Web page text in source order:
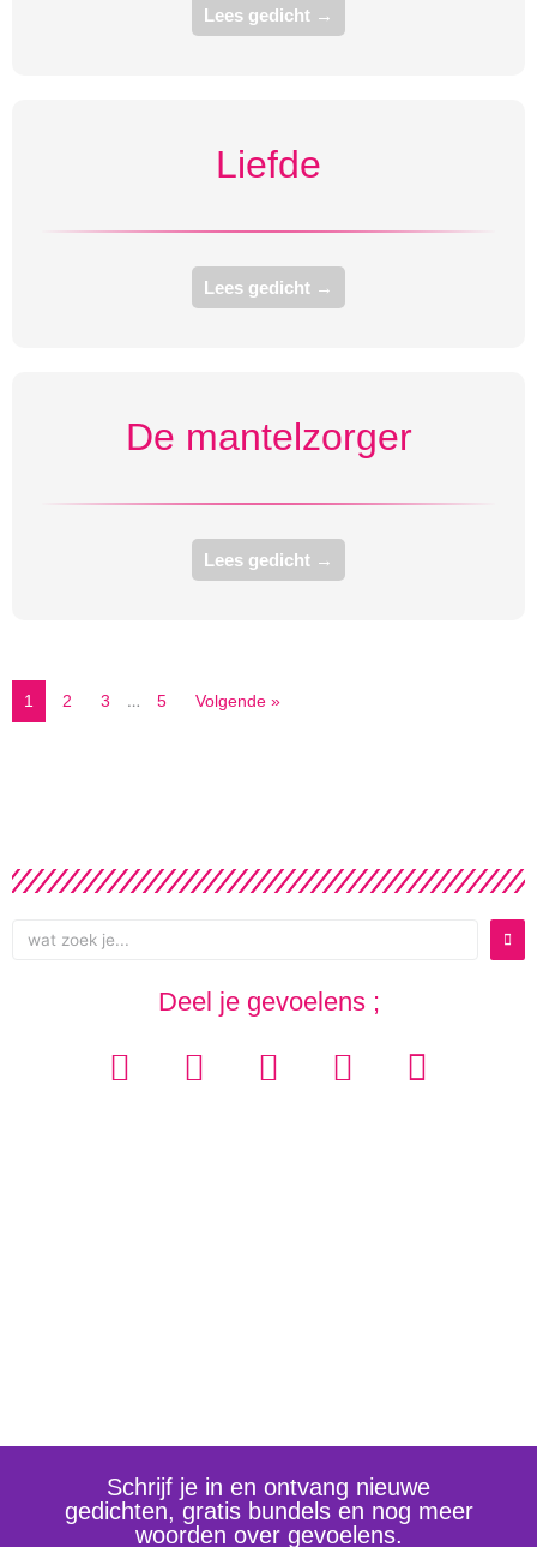
Lees gedicht →
Liefde
Lees gedicht →
De mantelzorger
Lees gedicht →
1 2 3 … 5 Volgende »
wat
Deel je gevoelens ;
Schrijf je in en ontvang nieuwe
gedichten, gratis bundels en nog meer
woorden over gevoelens.